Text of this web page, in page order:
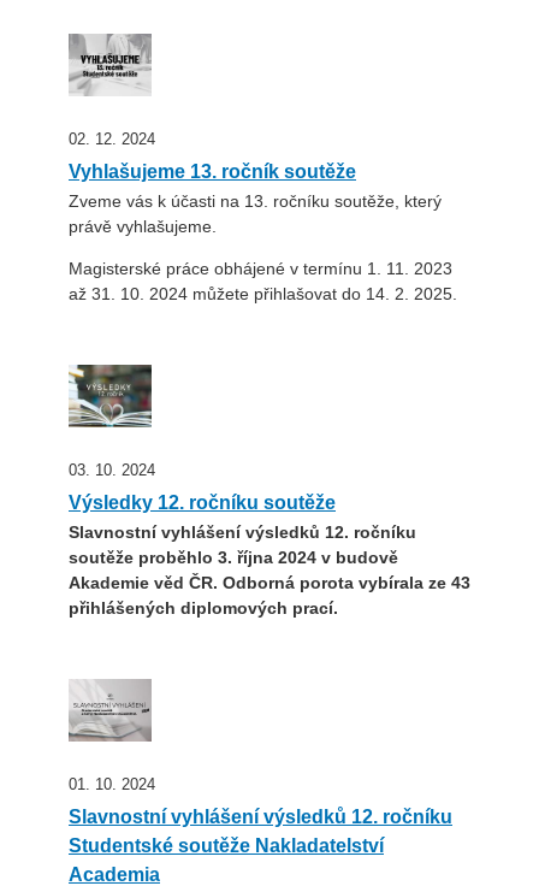
02. 12. 2024
Vyhlašujeme 13. ročník soutěže
Zveme vás k účasti na 13. ročníku soutěže, který
právě vyhlašujeme.
Magisterské práce obhájené v termínu 1. 11. 2023
až 31. 10. 2024 můžete přihlašovat do 14. 2. 2025.
03. 10. 2024
Výsledky 12. ročníku soutěže
Slavnostní vyhlášení výsledků 12. ročníku
soutěže proběhlo 3. října 2024 v budově
Akademie věd ČR. Odborná porota vybírala ze 43
přihlášených diplomových prací.
01. 10. 2024
Slavnostní vyhlášení výsledků 12. ročníku
Studentské soutěže Nakladatelství
Academia